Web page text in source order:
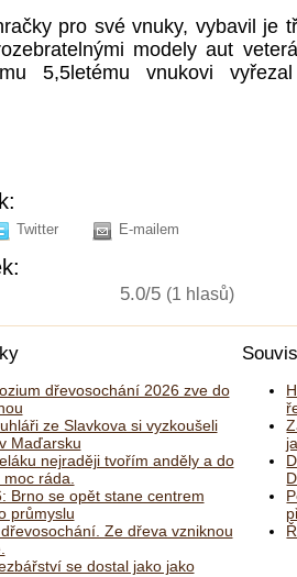
pro své vnuky, vybavil je
modely aut
5,5letému vnukovi
Twitter E-mailem
5.0/5 (1 hlasů)
dřevosochání 2026 zve do
ze Slavkova si vyzkoušeli
Maďarsku
nejraději tvořím anděly a do
ráda.
Brno se opět stane centrem
průmyslu
Ze dřeva vzniknou
se dostal jako jako